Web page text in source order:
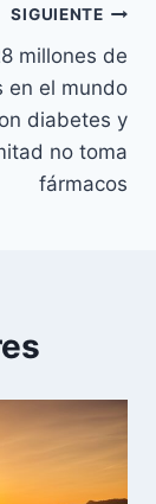
SIGUIENTE
millones de
en el mundo
diabetes y
no toma
fármacos